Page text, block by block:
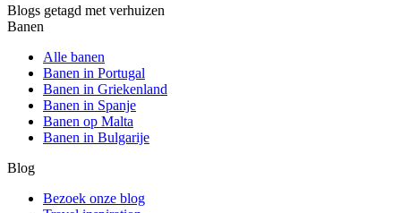
Blogs getagd met verhuizen
Banen
Alle banen
Banen in Portugal
Banen in Griekenland
Banen in Spanje
Banen op Malta
Banen in Bulgarije
Blog
Bezoek onze blog